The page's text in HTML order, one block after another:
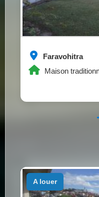
Faravohitra
Maison
a louer